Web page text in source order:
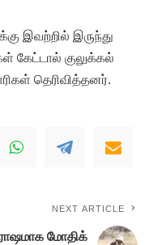
இவற்றில் இருந்து
கேட்டால் குலுக்கல்
தெரிவித்தனர்.
NEXT ARTICLE
மோதிக்